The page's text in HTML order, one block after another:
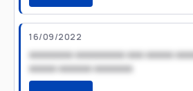
16/09/2022
xxxxxxxx xxxxxxxxx xxx xxxxx
xxxxx xxxxxx xxxxxxx